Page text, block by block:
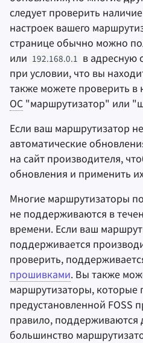
следует проверить
настроек вашего
странице обычно можно
или 192.168.0.1 в адресную
при условии, что вы
также можете проверить в
ОС "маршрутизатор" или
Если ваш маршрутизатор
автоматические
на сайт производителя,
обновления и применить
Многие маршрутизаторы
не поддерживаются в
времени. Если ваш
поддерживается
проверить,
прошивками. Вы также
маршрутизаторы, которые
предустановленной FOSS
правило, поддерживаются
большинство